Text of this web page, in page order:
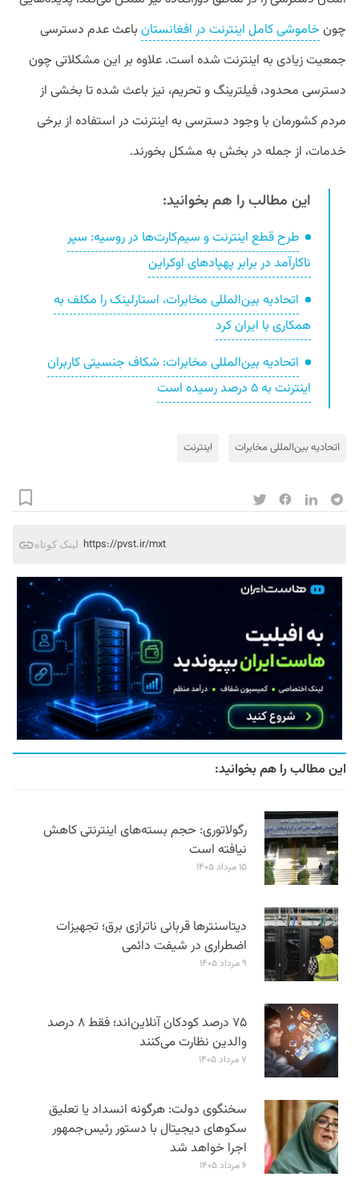
چون خاموشی کامل اینترنت در افغانستان باعث عدم دسترسی
جمعیت زیادی به اینترنت شده است. علاوه بر این مشکلاتی چون
دسترسی محدود، فیلترینگ و تحریم،‌ نیز باعث شده تا بخشی از
مردم کشورمان با وجود دسترسی به اینترنت در استفاده از برخی
خدمات، از جمله در بخش به مشکل بخورند.
این مطالب را هم بخوانید:
طرح قطع اینترنت و سیم‌کارت‌ها در روسیه: سپر
ناکارآمد در برابر پهپادهای اوکراین
اتحادیه بین‌المللی مخابرات، استارلینک را مکلف به
همکاری با ایران کرد
اتحادیه بین‌المللی مخابرات: شکاف جنسیتی کاربران
اینترنت به ۵ درصد رسیده است
اتحادیه بین‌المللی مخابرات اینترنت
لینک کوتاه https://pvst.ir/mxt
این مطالب را هم بخوانید:
رگولاتوری: حجم بسته‌های اینترنتی کاهش
نیافته است
۱۵ مرداد ۱۴۰۵
دیتاسنترها قربانی ناترازی برق؛ تجهیزات
اضطراری در شیفت دائمی
۹ مرداد ۱۴۰۵
۷۵ درصد کودکان آنلاین‌اند؛ فقط ۸ درصد
والدین نظارت می‌کنند
۷ مرداد ۱۴۰۵
سخنگوی دولت: هرگونه انسداد یا تعلیق
سکوهای دیجیتال با دستور رئیس‌جمهور
اجرا خواهد شد
۶ مرداد ۱۴۰۵